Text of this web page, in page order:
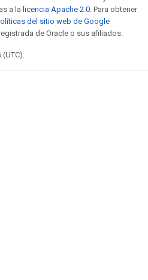
a la licencia Apache 2.0. Para obtener
del sitio web de Google
de Oracle o sus afiliados.
(UTC).